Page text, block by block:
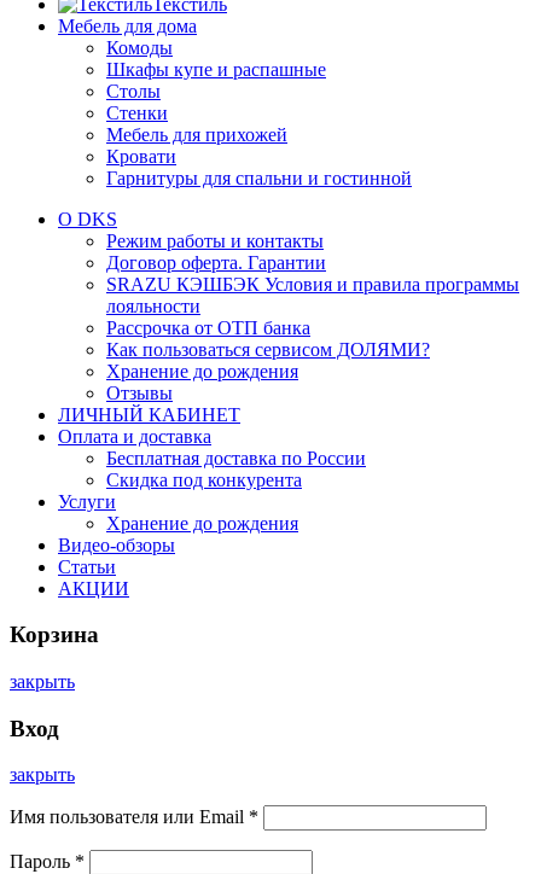
Мебель для дома
Комоды
Шкафы купе и распашные
Столы
Стенки
Мебель для прихожей
Кровати
Гарнитуры для спальни и гостинной
О DKS
Режим работы и контакты
Договор оферта. Гарантии
SRAZU КЭШБЭК Условия и правила программы
лояльности
Рассрочка от ОТП банка
Как пользоваться сервисом ДОЛЯМИ?
Хранение до рождения
Отзывы
ЛИЧНЫЙ КАБИНЕТ
Оплата и доставка
Бесплатная доставка по России
Скидка под конкурента
Услуги
Хранение до рождения
Видео-обзоры
Статьи
АКЦИИ
Корзина
закрыть
Вход
закрыть
Имя пользователя или Email *
Пароль *